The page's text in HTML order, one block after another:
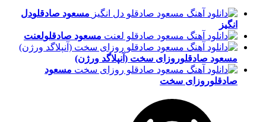
مسعود صادقلودل
انگیز
مسعود صادقلولعنت
مسعود صادقلوروزای سخت (آنپلاگد ورژن)
مسعود
صادقلوروزای سخت